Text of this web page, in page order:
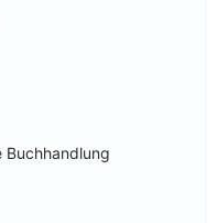
Buchhandlung